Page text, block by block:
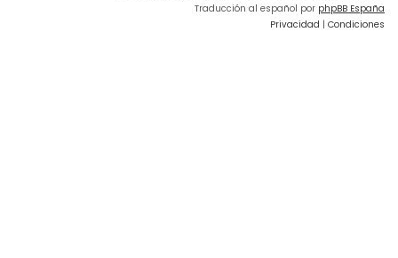
Traducción al español por phpBB España
Privacidad | Condiciones